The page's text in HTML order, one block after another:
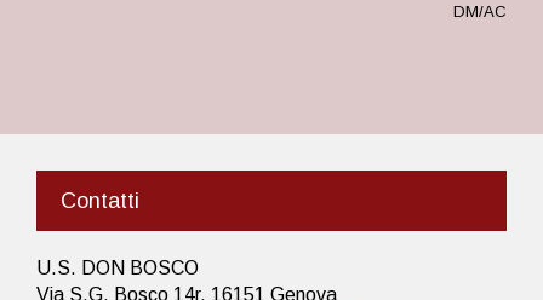
DM/AC
Contatti
U.S. DON BOSCO
Via S.G. Bosco 14r, 16151 Genova